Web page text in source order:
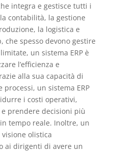
integra e gestisce tutti i
contabilità, la gestione
la logistica e
che spesso devono gestire
un sistema ERP è
l’efficienza e
alla sua capacità di
un sistema ERP
i costi operativi,
prendere decisioni più
tempo reale. Inoltre, un
visione olistica
ai dirigenti di avere un